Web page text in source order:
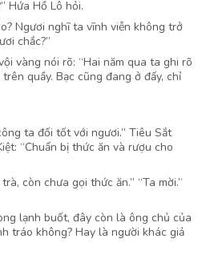
Hứa Hồ Lô hỏi.
Ngươi nghĩ ta vĩnh viễn không trở
chắc?”
vàng nói rõ: “Hai năm qua ta ghi rõ
quầy. Bạc cũng đang ở đấy, chỉ
ta đối tốt với ngươi.” Tiêu Sắt
“Chuẩn bị thức ăn và rượu cho
còn chưa gọi thức ăn.” ‘‘Ta mời.’‘
lạnh buốt, đây còn là ông chủ của
tráo không? Hay là người khác giả